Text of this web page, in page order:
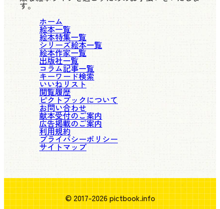
す。
ホーム
絵本一覧
絵本特集一覧
シリーズ絵本一覧
絵本作家一覧
出版社一覧
コラム記事一覧
キーワード検索
いいねリスト
閲覧履歴
ピクトブックについて
お問い合わせ
献本受付のご案内
広告掲載のご案内
利用規約
プライバシーポリシー
サイトマップ
© 2017-2026 pictbook.info